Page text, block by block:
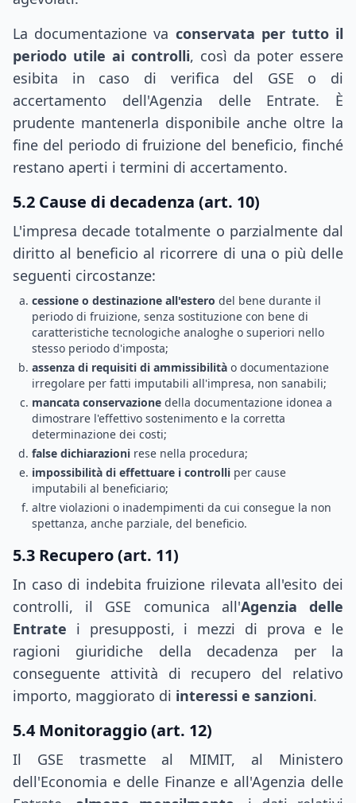
La documentazione va conservata per tutto il
periodo utile ai controlli, così da poter essere
esibita in caso di verifica del GSE o di
accertamento dell'Agenzia delle Entrate. È
prudente mantenerla disponibile anche oltre la
fine del periodo di fruizione del beneficio, finché
restano aperti i termini di accertamento.
5.2 Cause di decadenza (art. 10)
L'impresa decade totalmente o parzialmente dal
diritto al beneficio al ricorrere di una o più delle
seguenti circostanze:
cessione o destinazione all'estero del bene durante il
periodo di fruizione, senza sostituzione con bene di
caratteristiche tecnologiche analoghe o superiori nello
stesso periodo d'imposta;
assenza di requisiti di ammissibilità o documentazione
irregolare per fatti imputabili all'impresa, non sanabili;
mancata conservazione della documentazione idonea a
dimostrare l'effettivo sostenimento e la corretta
determinazione dei costi;
false dichiarazioni rese nella procedura;
impossibilità di effettuare i controlli per cause
imputabili al beneficiario;
altre violazioni o inadempimenti da cui consegue la non
spettanza, anche parziale, del beneficio.
5.3 Recupero (art. 11)
In caso di indebita fruizione rilevata all'esito dei
controlli, il GSE comunica all'Agenzia delle
Entrate i presupposti, i mezzi di prova e le
ragioni giuridiche della decadenza per la
conseguente attività di recupero del relativo
importo, maggiorato di interessi e sanzioni.
5.4 Monitoraggio (art. 12)
Il GSE trasmette al MIMIT, al Ministero
dell'Economia e delle Finanze e all'Agenzia delle